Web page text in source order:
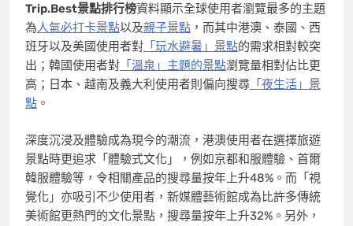
Trip.Best景點排行榜資料顯示全球使用者瀏覽最多的主題
為人氣必打卡景點以及親子景點 ，而其中港澳、泰國、西
班牙以及美國使用者對 「玩水避暑」景點的需求相對較突
出；韓國使用者對 「溫泉」主題的景點瀏覽量相對佔比更
高；日本、越南及義大利使用者則偏向搜尋 「夜生活」景
點 。
深度沉浸及體驗成為現今的潮流，港澳使用者在選擇旅遊
景點時更追求「體驗式文化」，例如京都和服體驗、首爾
韓服體驗等，令相關產品的搜尋量按年上升48%。而「視
覺化」亦吸引不少使用者，新媒體藝術館成為比許多傳統
美術館更熱門的文化景點，搜尋量按年上升32%。另外，